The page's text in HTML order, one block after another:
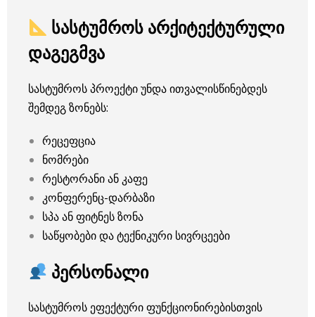
სასტუმროს არქიტექტურული
დაგეგმვა
სასტუმროს პროექტი უნდა ითვალისწინებდეს
შემდეგ ზონებს:
რეცეფცია
ნომრები
რესტორანი ან კაფე
კონფერენც-დარბაზი
სპა ან ფიტნეს ზონა
საწყობები და ტექნიკური სივრცეები
პერსონალი
სასტუმროს ეფექტური ფუნქციონირებისთვის